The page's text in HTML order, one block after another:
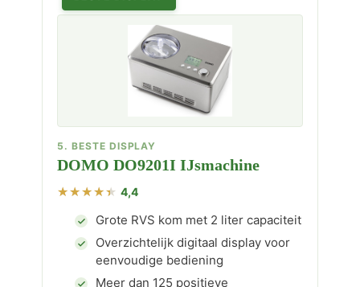
5. BESTE DISPLAY
DOMO DO9201I IJsmachine
4,4
Grote RVS kom met 2 liter capaciteit
Overzichtelijk digitaal display voor
eenvoudige bediening
Meer dan 125 positieve